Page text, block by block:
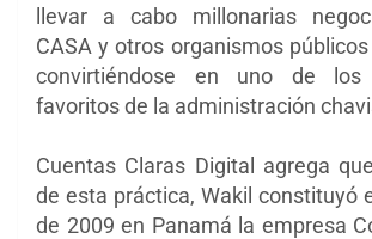
llevar a cabo millonarias
CASA y otros organismos
convirtiéndose en uno de los
favoritos de la administración
Cuentas Claras Digital agrega
de esta práctica, Wakil constituyó
de 2009 en Panamá la empresa